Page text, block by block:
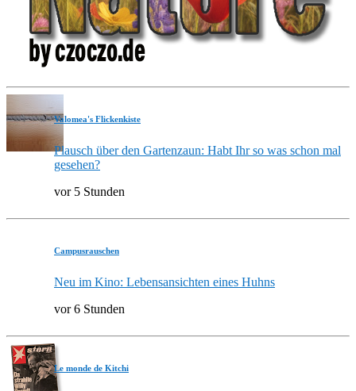
Valomea's Flickenkiste
Plausch über den Gartenzaun: Habt Ihr so was schon mal
gesehen?
vor 5 Stunden
Campusrauschen
Neu im Kino: Lebensansichten eines Huhns
vor 6 Stunden
Le monde de Kitchi